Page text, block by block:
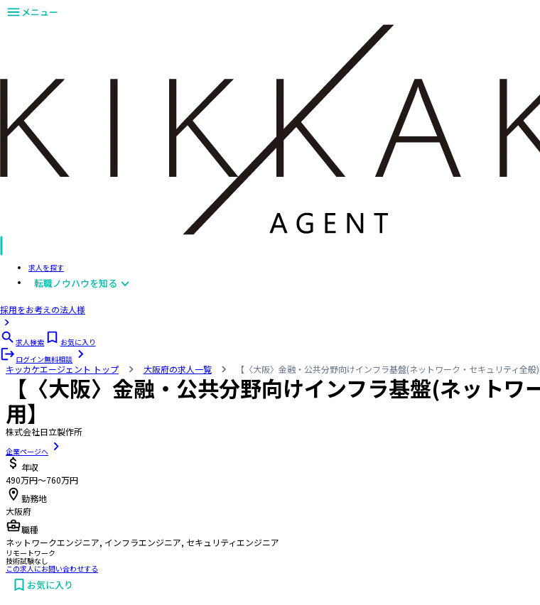
メニュー
求人を探す
転職ノウハウを知る
採用をお考えの法人様
求人検索
お気に入り
ログイン無料相談
キッカケエージェント トップ 大阪府の求人一覧 【〈大阪〉金融・公共分野向けインフラ基盤(ネットワーク・セキュリティ全般
【〈大阪〉金融・公共分野向けインフラ基盤(ネット
用】
株式会社日立製作所
企業ページへ
年収
490万円〜760万円
勤務地
大阪府
職種
ネットワークエンジニア, インフラエンジニア, セキュリティエンジニア
リモートワーク
技術試験なし
この求人にお問い合わせする
お気に入り